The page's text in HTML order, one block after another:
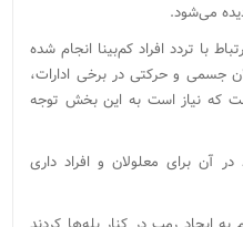
می‌شود.
با تردد افراد کم‌بینا انجام شده
جسمی و حرکتی در برخی ادارات،
که نیاز است به این بخش توجه
آن برای معلولان و افراد داری